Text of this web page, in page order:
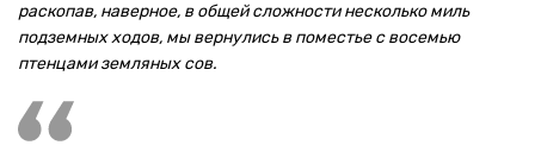
раскопав, наверное, в общей сложности несколько миль
подземных ходов, мы вернулись в поместье с восемью
птенцами земляных сов.